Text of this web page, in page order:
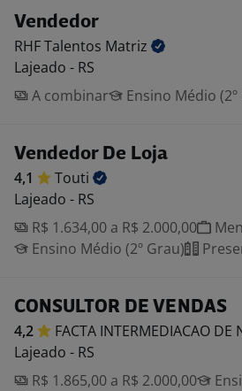
Vendedor
RHF Talentos Matriz
Lajeado - RS
A combinar
Ensino Médio (2º
Vendedor De Loja
4,1
Touti
Lajeado - RS
R$ 1.634,00 a R$ 2.000,00
Ensino Médio (2º Grau)
CONSULTOR DE VENDAS
4,2 FACTA INTERMEDIACAO DE
Lajeado - RS
R$ 1.865,00 a R$ 2.000,00